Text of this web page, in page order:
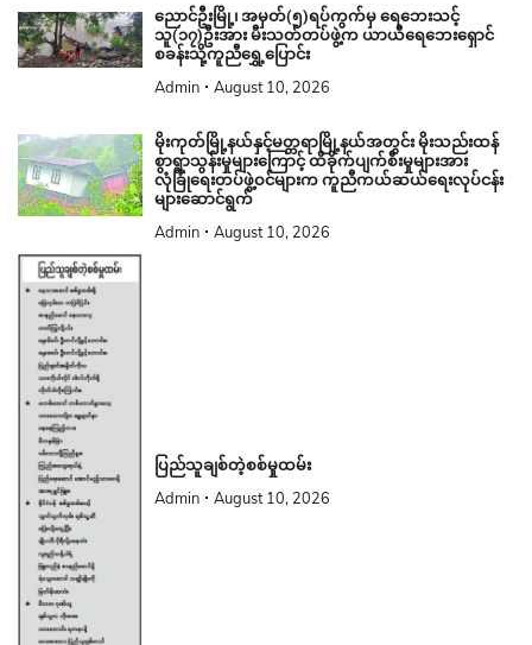
ညောင်ဦးမြို့၊ အမှတ်(၅)ရပ်ကွက်မှ ရေဘေးသင့်
သူ(၁၇)ဦးအား မီးသတ်တပ်ဖွဲ့က ယာယီရေဘေးရှောင်
စခန်းသို့ကူညီရွှေ့ပြောင်း
Admin August 10, 2026
မိုးကုတ်မြို့နယ်နှင့်မတ္တရာမြို့နယ်အတွင်း မိုးသည်းထန်
စွာရွာသွန်းမှုများကြောင့် ထိခိုက်ပျက်စီးမှုများအား
လုံခြုံရေးတပ်ဖွဲ့ဝင်များက ကူညီကယ်ဆယ်ရေးလုပ်ငန်း
များဆောင်ရွက်
Admin August 10, 2026
ပြည်သူချစ်တဲ့စစ်မှုထမ်း
Admin August 10, 2026